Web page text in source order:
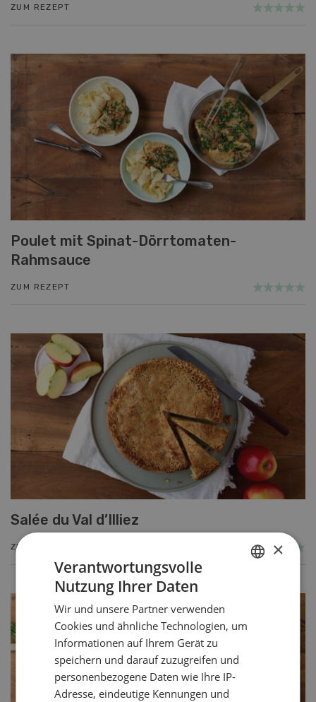
ZUM REZEPT
Poulet mit Spinat-Dörrtomaten-
Rahmsauce
ZUM REZEPT
Salée du Val d’Illiez
ZUM REZEPT ×
Verantwortungsvolle
Nutzung Ihrer Daten
Wir und unsere Partner verwenden
Cookies und ähnliche Technologien, um
Informationen auf Ihrem Gerät zu
speichern und darauf zuzugreifen und
personenbezogene Daten wie Ihre IP-
Adresse, eindeutige Kennungen und